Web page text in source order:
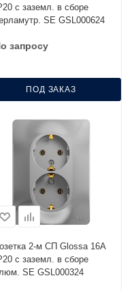
с заземл. в сборе
SE GSL000624
запросу
ПОД ЗАКАЗ
2-м СП Glossa 16А
с заземл. в сборе
SE GSL000324